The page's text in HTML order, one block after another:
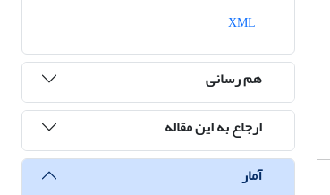
هم رسانی
ارجاع به این مقاله
آمار